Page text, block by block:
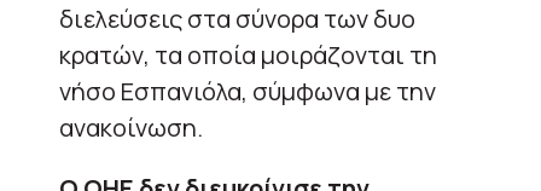
διελεύσεις στα σύνορα των δυο
κρατών, τα οποία μοιράζονται τη
νήσο Εσπανιόλα, σύμφωνα με την
ανακοίνωση.